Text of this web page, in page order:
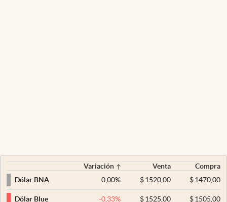
Variación Venta
Compra
Dólar BNA
0,00% $ 1520,00 $1470,00
Dólar Blue -0,33% $ 1525,00 $1505,00